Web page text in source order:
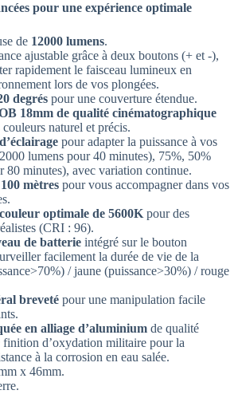
pour une expérience optimale
de 12000 lumens.
ajustable grâce à deux boutons (+ et -),
rapidement le faisceau lumineux en
lors de vos plongées.
degrés pour une couverture étendue.
18mm de qualité cinématographique
naturel et précis.
pour adapter la puissance à vos
lumens pour 40 minutes), 75%, 50%
80 minutes), avec variation continue.
mètres pour vous accompagner dans vos
optimale de 5600K pour des
(CRI : 96).
de batterie intégré sur le bouton
facilement la durée de vie de la
/ jaune (puissance>30%) / rouge
breveté pour une manipulation facile
en alliage d’aluminium de qualité
finition d’oxydation militaire pour la
à la corrosion en eau salée.
x 46mm.